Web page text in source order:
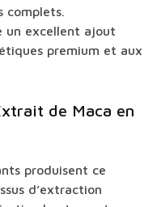
complets.
un excellent ajout
premium et aux
de Maca en
produisent ce
d’extraction